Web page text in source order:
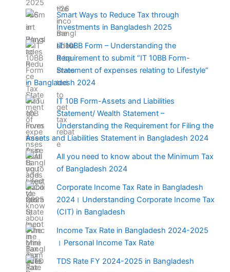
Smart Ways to Reduce Tax through
Investments in Bangladesh 2025
IT 10BB Form – Understanding the
Requirement to submit “IT 10BB Form-
Statement of expenses relating to Lifestyle”
in Bangladesh 2024
IT 10B Form-Assets and Liabilities
Statement/ Wealth Statement –
Understanding the Requirement for Filing the
Assets and Liabilities Statement in Bangladesh 2024
All you need to know about the Minimum Tax
of Bangladesh 2024
Corporate Income Tax Rate in Bangladesh
2024। Understanding Corporate Income Tax
(CIT) in Bangladesh
Income Tax Rate in Bangladesh 2024-2025
। Personal Income Tax Rate
TDS Rate FY 2024-2025 in Bangladesh